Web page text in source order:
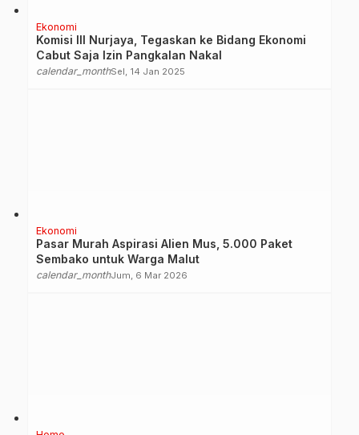
Ekonomi
Komisi III Nurjaya, Tegaskan ke Bidang Ekonomi
Cabut Saja Izin Pangkalan Nakal
calendar_monthSel, 14 Jan 2025
Ekonomi
Pasar Murah Aspirasi Alien Mus, 5.000 Paket
Sembako untuk Warga Malut
calendar_monthJum, 6 Mar 2026